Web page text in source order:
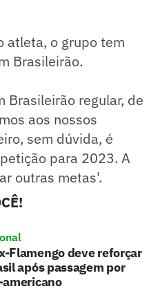
atleta, o grupo tem
Brasileirão.
Brasileirão regular, de
aos nossos
sem dúvida, é
para 2023. A
outras metas'.
Flamengo deve reforçar
após passagem por